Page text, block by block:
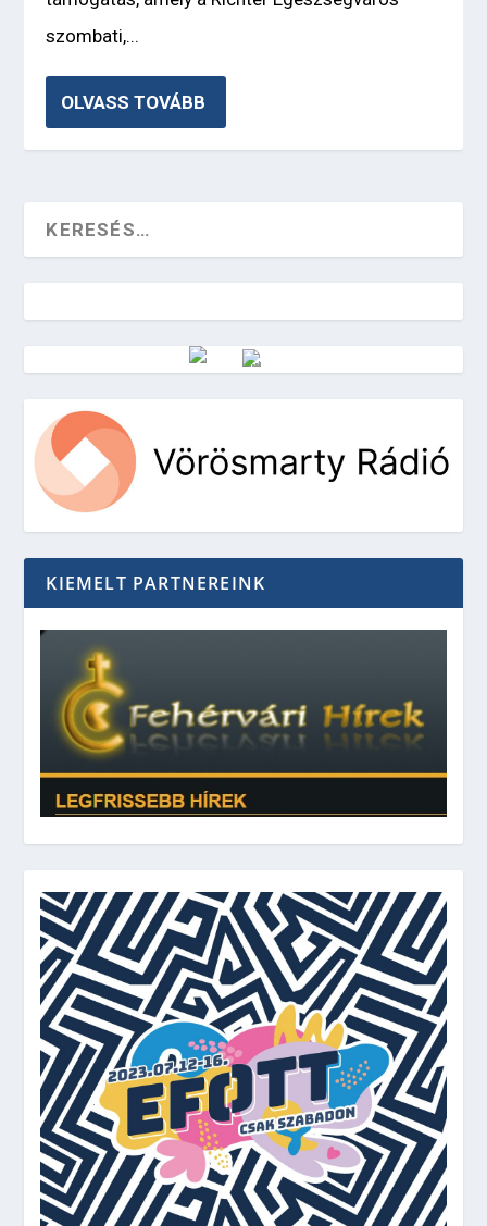
szombati,...
OLVASS TOVÁBB
Vörösmarty Rádió
KIEMELT PARTNEREINK